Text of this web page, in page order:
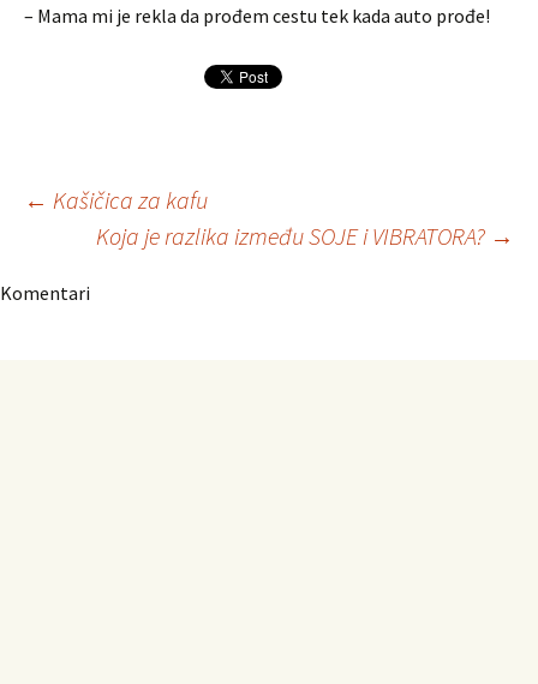
– Mama mi je rekla da prođem cestu tek kada auto prođe!
Navigacija
članaka
← Kašičica za kafu
Koja je razlika između SOJE i VIBRATORA? →
Komentari